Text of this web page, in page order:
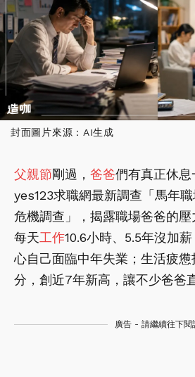
封面圖片來源：AI生成
父親節剛過， 爸爸們有真正休
yes123求職網最新調查「馬年
危機調查」，揭露職場爸爸的
每天工作10.6小時、5.5年沒加
心自己面臨中年失業；生活疲憊
分，創近7年新高，讓不少爸爸
廣告 - 請繼續往下閱